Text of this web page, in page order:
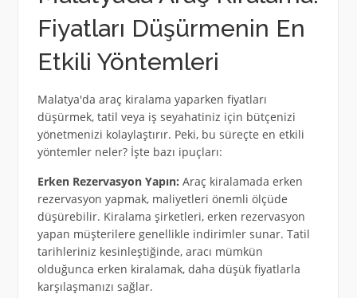
Fiyatları Düşürmenin En
Etkili Yöntemleri
Malatya'da araç kiralama yaparken fiyatları
düşürmek, tatil veya iş seyahatiniz için bütçenizi
yönetmenizi kolaylaştırır. Peki, bu süreçte en etkili
yöntemler neler? İşte bazı ipuçları:
Erken Rezervasyon Yapın: Araç kiralamada erken
rezervasyon yapmak, maliyetleri önemli ölçüde
düşürebilir. Kiralama şirketleri, erken rezervasyon
yapan müşterilere genellikle indirimler sunar. Tatil
tarihleriniz kesinleştiğinde, aracı mümkün
olduğunca erken kiralamak, daha düşük fiyatlarla
karşılaşmanızı sağlar.